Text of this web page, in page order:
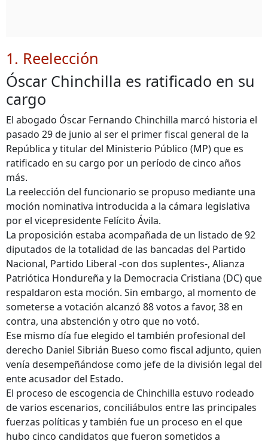
1. Reelección
Óscar Chinchilla es ratificado en su
cargo
El abogado Óscar Fernando Chinchilla marcó historia el
pasado 29 de junio al ser el primer fiscal general de la
República y titular del Ministerio Público (MP) que es
ratificado en su cargo por un período de cinco años
más.
La reelección del funcionario se propuso mediante una
moción nominativa introducida a la cámara legislativa
por el vicepresidente Felícito Ávila.
La proposición estaba acompañada de un listado de 92
diputados de la totalidad de las bancadas del Partido
Nacional, Partido Liberal -con dos suplentes-, Alianza
Patriótica Hondureña y la Democracia Cristiana (DC) que
respaldaron esta moción. Sin embargo, al momento de
someterse a votación alcanzó 88 votos a favor, 38 en
contra, una abstención y otro que no votó.
Ese mismo día fue elegido el también profesional del
derecho Daniel Sibrián Bueso como fiscal adjunto, quien
venía desempeñándose como jefe de la división legal del
ente acusador del Estado.
El proceso de escogencia de Chinchilla estuvo rodeado
de varios escenarios, conciliábulos entre las principales
fuerzas políticas y también fue un proceso en el que
hubo cinco candidatos que fueron sometidos a